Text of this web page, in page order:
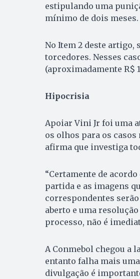
estipulando uma
mínimo de dois meses.
No Item 2 deste
torcedores. Nesses
(aproximadamente R$
Hipocrisia
Apoiar Vini Jr foi uma
os olhos para os
afirma que investiga
“Certamente de
partida e as imagens
correspondentes
aberto e uma
processo, não é
A Conmebol chegou a
entanto falha mais
divulgação é